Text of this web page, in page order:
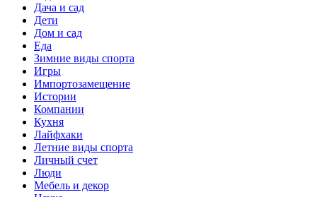
Дача и сад
Дети
Дом и сад
Еда
Зимние виды спорта
Игры
Импортозамещение
Истории
Компании
Кухня
Лайфхаки
Летние виды спорта
Личный счет
Люди
Мебель и декор